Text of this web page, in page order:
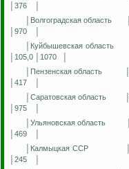
│376
│Волгоградская область
│970
│Куйбышевская область
│105,0 │1070
│Пензенская область
│417
│Саратовская область
│975
│Ульяновская область
│469
│Калмыцкая ССР
│245